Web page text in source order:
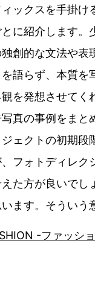
ィックスを手掛
に紹介します
創的な文法や
語らず、本質
を発想させてく
真の事例をま
ェクトの初期
フォトディレ
た方が良いで
ます。そうい
-ファッシ